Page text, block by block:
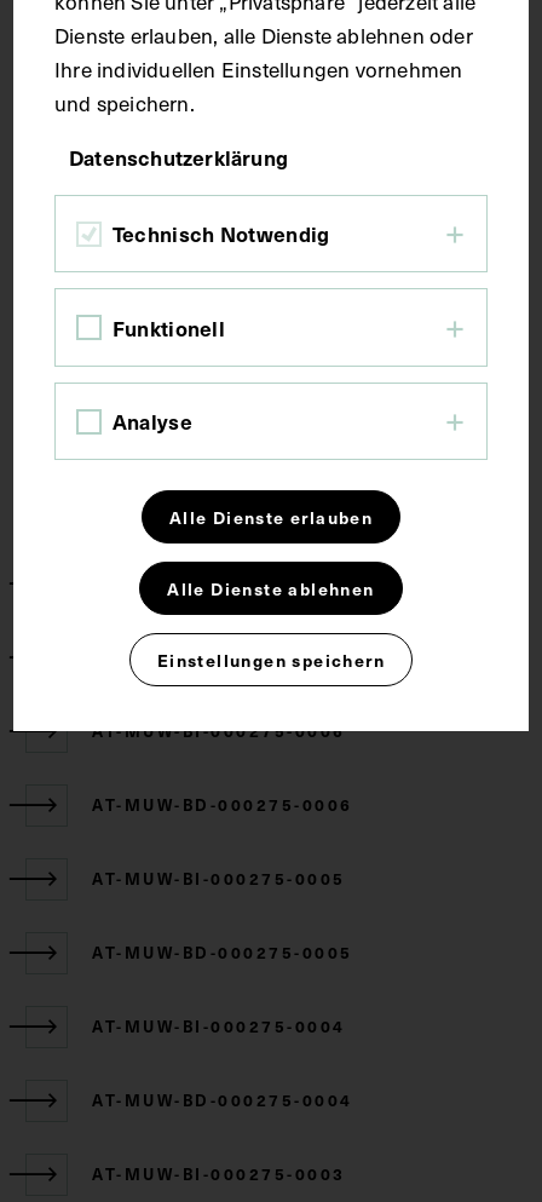
vertebralis), von hinten, vergrößert.
Schlagwörter
Rückenmark
CC BY-NC-SA 4.0
Zugehörige Objekte
AT-MUW-AQU-000275-000001
AT-MUW-BD-000275-0007
AT-MUW-BI-000275-0006
AT-MUW-BD-000275-0006
AT-MUW-BI-000275-0005
AT-MUW-BD-000275-0005
AT-MUW-BI-000275-0004
AT-MUW-BD-000275-0004
AT-MUW-BI-000275-0003
Dienste erlauben, alle Dienste ablehnen oder
Ihre individuellen Einstellungen vornehmen
und speichern.
Datenschutzerklärung
Technisch Notwendig
Funktionell
Analyse
Alle Dienste erlauben
Alle Dienste ablehnen
Einstellungen speichern